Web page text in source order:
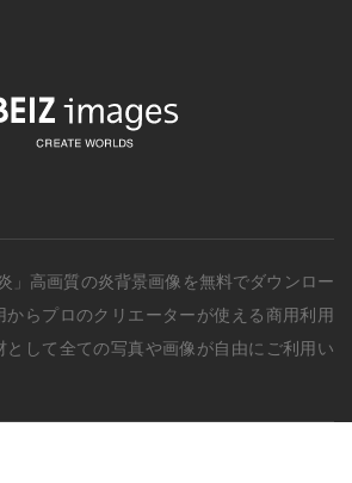
」 高画質の炎背景画像 を無料でダウンロー
からプロのクリエーターが使える商用利用
して全ての写真や画像が自由にご利用い